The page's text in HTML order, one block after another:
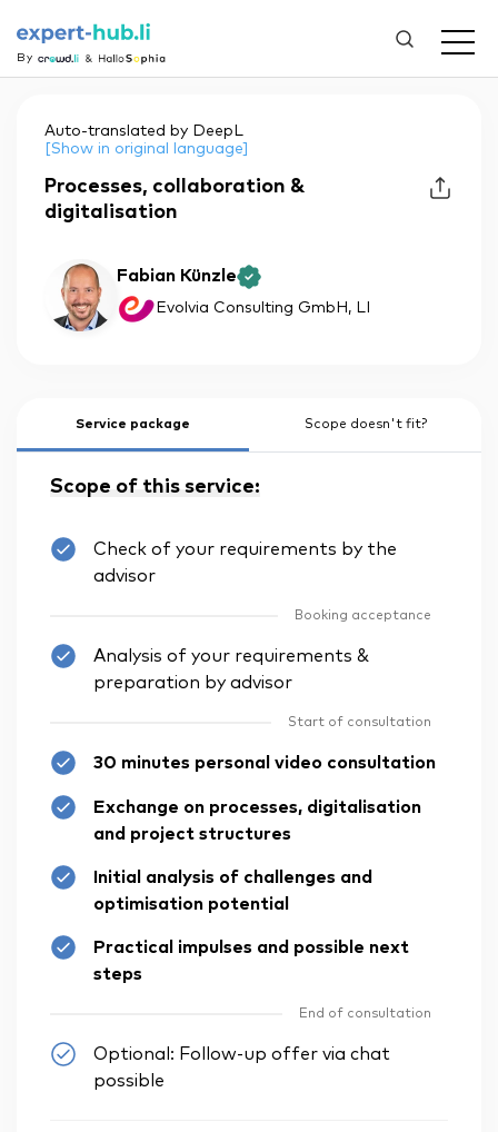
By
Auto-translated by DeepL
[Show in original language]
Processes, collaboration &
digitalisation
Fabian Künzle
Evolvia Consulting GmbH , LI
Service package Scope doesn't fit?
Scope of this service:
Check of your requirements by the
advisor
Booking acceptance
Analysis of your requirements &
preparation by advisor
Start of consultation
30 minutes personal video consultation
Exchange on processes, digitalisation
and project structures
Initial analysis of challenges and
optimisation potential
Practical impulses and possible next
steps
End of consultation
Optional: Follow-up offer via chat
possible